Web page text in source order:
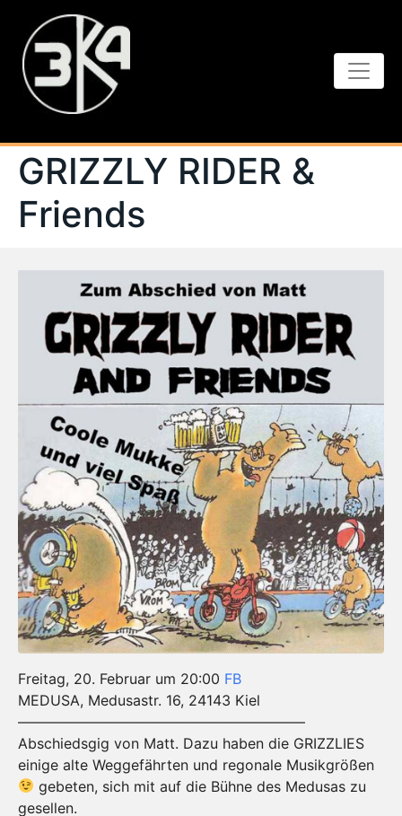
GRIZZLY RIDER &
Friends
Freitag, 20. Februar um 20:00 FB
MEDUSA, Medusastr. 16, 24143 Kiel
————————————————————
Abschiedsgig von Matt. Dazu haben die GRIZZLIES
einige alte Weggefährten und regonale Musikgrößen
gebeten, sich mit auf die Bühne des Medusas zu
gesellen.